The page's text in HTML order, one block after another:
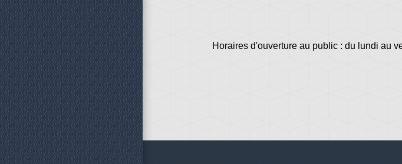
Horaires d'ouverture au public : du lundi au